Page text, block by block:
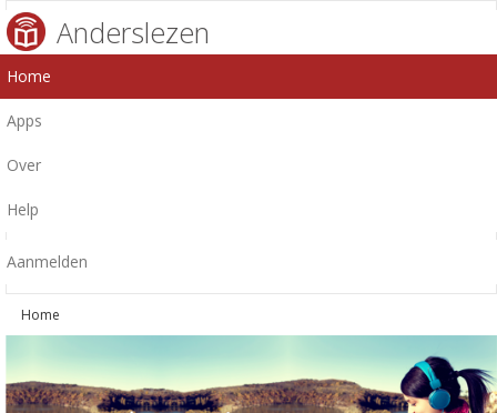
Anderslezen
Home
Apps
Over
Help
Aanmelden
Home